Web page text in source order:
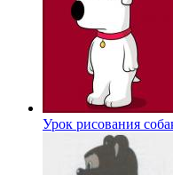
Урок рисования